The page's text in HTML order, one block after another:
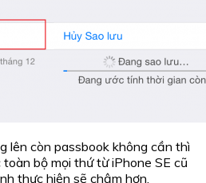
lên còn passbook không cần thì
bộ mọi thứ từ iPhone SE cũ
thực hiện sẽ chậm hơn.